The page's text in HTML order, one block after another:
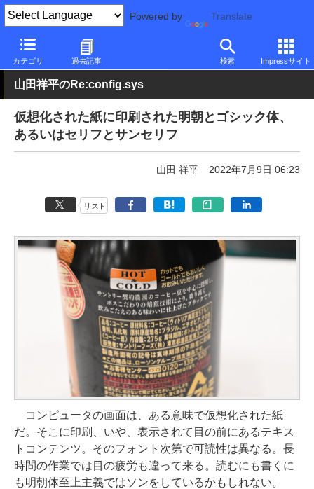
Powered by Translate
カテゴリ 過去記事 検索 Impressサイト
PC Watch 市場 動向
山田祥平のRe:config.sys
仮想化された紙に印刷された明朝とゴシック体、
あるいはセリフとサンセリフ
山田 祥平 2022年7月9日 06:23
リスト
コンピュータの画面は、ある意味で仮想化された紙
だ。そこに印刷、いや、表示されて目の前にあるテキス
トコンテンツ。そのフォント次第で可読性は異なる。長
時間の作業では目の疲労も違って来る。読むにも書くに
も明朝体至上主義ではソンをしているかもしれない。